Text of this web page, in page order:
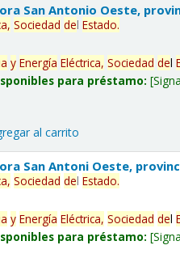
San Antonio Oeste,
Sociedad delEstado.
y Energía Eléctrica, Sociedad del
para préstamo:
al carrito
San Antoni Oeste,
Sociedad delEstado.
y Energía Eléctrica, Sociedad del
para préstamo: